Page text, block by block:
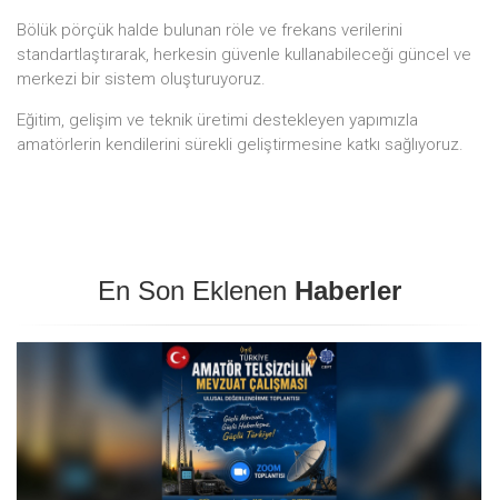
Bölük pörçük halde bulunan röle ve frekans verilerini
standartlaştırarak, herkesin güvenle kullanabileceği güncel ve
merkezi bir sistem oluşturuyoruz.
Eğitim, gelişim ve teknik üretimi destekleyen yapımızla
amatörlerin kendilerini sürekli geliştirmesine katkı sağlıyoruz.
En Son Eklenen Haberler